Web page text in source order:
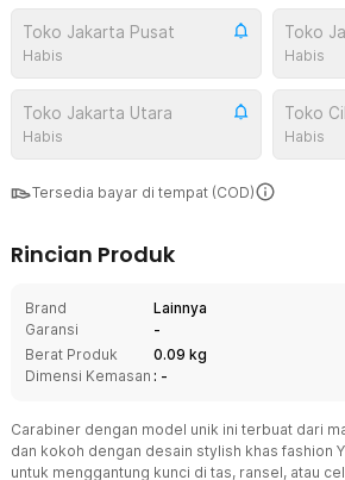
Toko Jakarta Pusat
Habis
Toko
Habis
Toko Jakarta Utara
Habis
Toko
Habis
Tersedia bayar di tempat (COD)
Rincian Produk
Brand
Lainnya
Garansi
-
Berat Produk
0.09 kg
Dimensi Kemasan : -
Carabiner dengan model unik ini terbuat dari
dan kokoh dengan desain stylish khas fashion
untuk menggantung kunci di tas, ransel, atau